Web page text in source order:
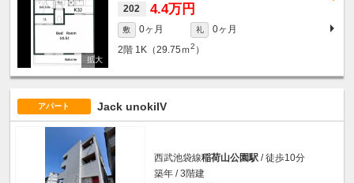
202 4.4万円
敷 0ヶ月 礼
0ヶ月
2階 1K（29.75ｍ2 ）
アパート Jack unokiIV
西武池袋線稲荷山公園駅 / 徒歩10分
築年 / 3階建